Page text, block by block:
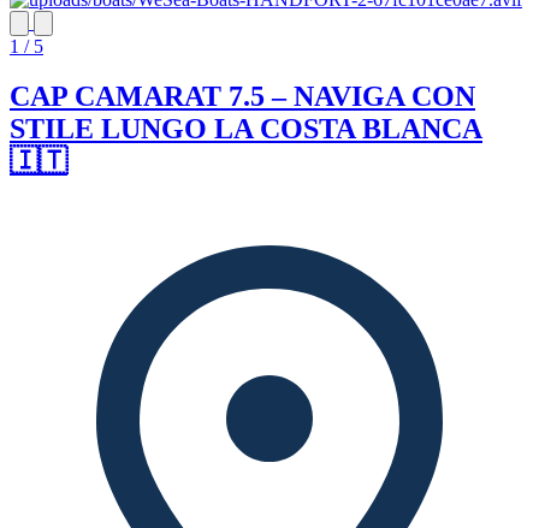
1 / 5
CAP CAMARAT 7.5 – NAVIGA CON
STILE LUNGO LA COSTA BLANCA
🇮🇹